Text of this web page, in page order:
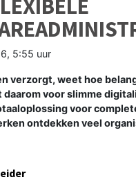
5:55 uur
verzorgt, weet hoe
voor slimme
voor
ontdekken veel